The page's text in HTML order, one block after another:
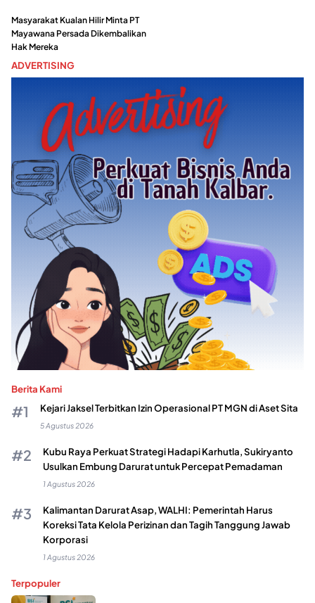
Masyarakat Kualan Hilir Minta PT
Mayawana Persada Dikembalikan
Hak Mereka
ADVERTISING
Berita Kami
Kejari Jaksel Terbitkan Izin Operasional PT MGN di Aset Sita
5 Agustus 2026
Kubu Raya Perkuat Strategi Hadapi Karhutla, Sukiryanto
Usulkan Embung Darurat untuk Percepat Pemadaman
1 Agustus 2026
Kalimantan Darurat Asap, WALHI: Pemerintah Harus
Koreksi Tata Kelola Perizinan dan Tagih Tanggung Jawab
Korporasi
1 Agustus 2026
Terpopuler